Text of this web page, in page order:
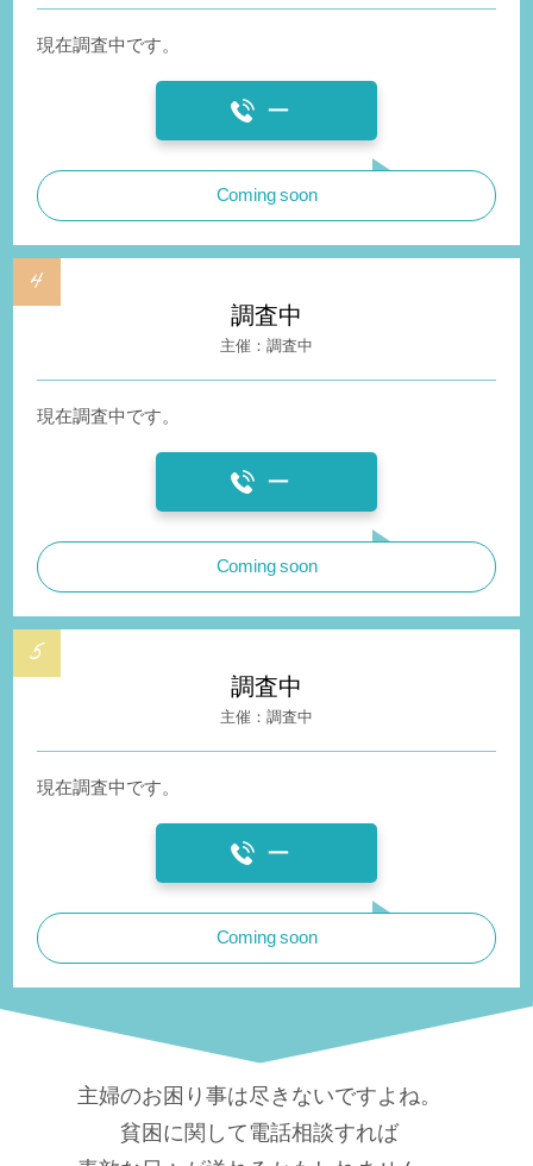
現在調査中です。
ー
Coming soon
調査中
調査中
現在調査中です。
ー
Coming soon
調査中
調査中
現在調査中です。
ー
Coming soon
主婦のお困り事は尽きないですよね。
貧困に関して電話相談すれば